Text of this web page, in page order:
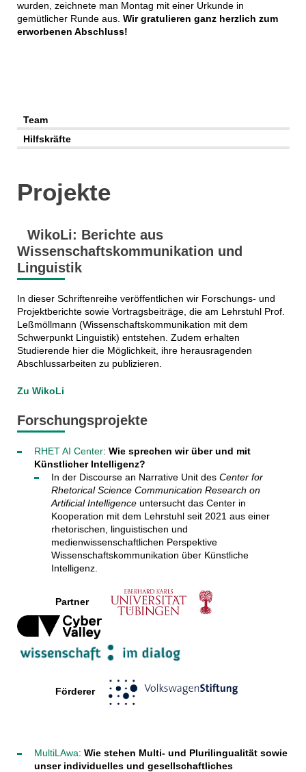
wurden, zeichnete man Montag mit einer Urkunde in
gemütlicher Runde aus. Wir gratulieren ganz herzlich zum
erworbenen Abschluss!
Team
Hilfskräfte
Projekte
WikoLi: Berichte aus
Wissenschaftskommunikation und
Linguistik
In dieser Schriftenreihe veröffentlichen wir Forschungs- und
Projektberichte sowie Vortragsbeiträge, die am Lehrstuhl Prof.
Leßmöllmann (Wissenschaftskommunikation mit dem
Schwerpunkt Linguistik) entstehen. Zudem erhalten
Studierende hier die Möglichkeit, ihre herausragenden
Abschlussarbeiten zu publizieren.
Zu WikoLi
Forschungsprojekte
RHET AI Center: Wie sprechen wir über und mit
Künstlicher Intelligenz?
In der Discourse an Narrative Unit des Center for
Rhetorical Science Communication Research on
Artificial Intelligence untersucht das Center in
Kooperation mit dem Lehrstuhl seit 2021 aus einer
rhetorischen, linguistischen und
medienwissenschaftlichen Perspektive
Wissenschaftskommunikation über Künstliche
Intelligenz.
Partner
Förderer
MultiLAwa: Wie stehen Multi- und Plurilingualität sowie
unser individuelles und gesellschaftliches